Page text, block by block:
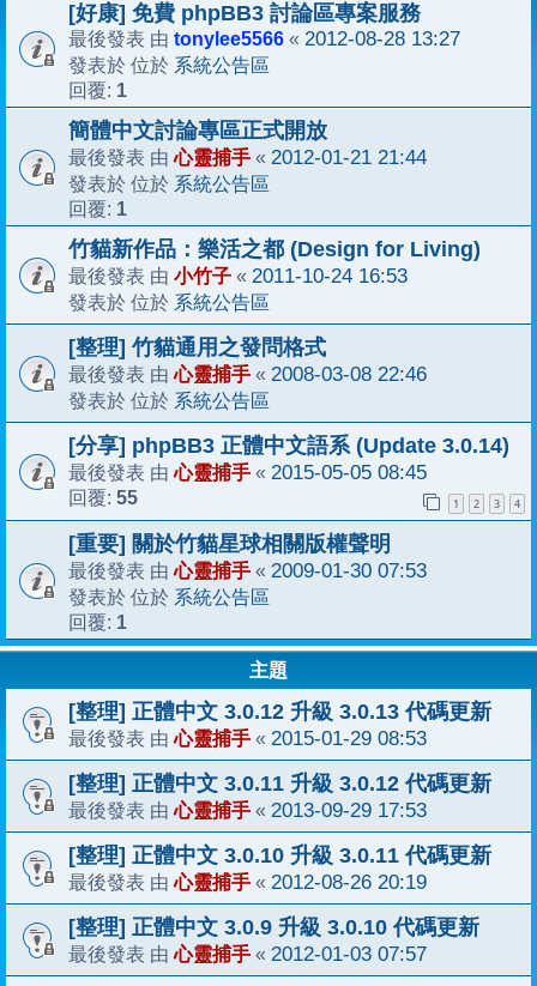
[好康] 免費 phpBB3 討論區專案服務
最後發表 由 tonylee5566 « 2012-08-28 13:27
發表於 位於 系統公告區
回覆: 1
簡體中文討論專區正式開放
最後發表 由心靈捕手 « 2012-01-21 21:44
發表於 位於 系統公告區
回覆: 1
竹貓新作品：樂活之都 (Design for Living)
最後發表 由 小竹子 « 2011-10-24 16:53
發表於 位於 系統公告區
[整理] 竹貓通用之發問格式
最後發表 由心靈捕手 « 2008-03-08 22:46
發表於 位於 系統公告區
[分享] phpBB3 正體中文語系 (Update 3.0.14)
最後發表 由心靈捕手 « 2015-05-05 08:45
回覆: 55 1 2 3 4
[重要] 關於竹貓星球相關版權聲明
最後發表 由心靈捕手 « 2009-01-30 07:53
發表於 位於 系統公告區
回覆: 1
主題
[整理] 正體中文 3.0.12 升級 3.0.13 代碼更新
最後發表 由心靈捕手 « 2015-01-29 08:53
[整理] 正體中文 3.0.11 升級 3.0.12 代碼更新
最後發表 由心靈捕手 « 2013-09-29 17:53
[整理] 正體中文 3.0.10 升級 3.0.11 代碼更新
最後發表 由心靈捕手 « 2012-08-26 20:19
[整理] 正體中文 3.0.9 升級 3.0.10 代碼更新
最後發表 由心靈捕手 « 2012-01-03 07:57